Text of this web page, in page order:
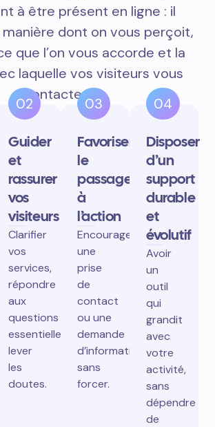
à être présent en ligne : il
manière dont on vous perçoit,
que l’on vous accorde et la
laquelle vos visiteurs vous
contactent.
02
Guider
et
rassurer
vos
visiteurs
Clarifier
vos
services,
répondre
aux
questions
essentielles,
lever
les
doutes.
03
Favoriser
le
passage
à
l’action
Encourager
une
prise
de
contact
ou une
demande
d’information
sans
forcer.
04
Disposer
d’un
support
durable
et
évolutif
Avoir
un
outil
qui
grandit
avec
votre
activité,
sans
dépendre
de